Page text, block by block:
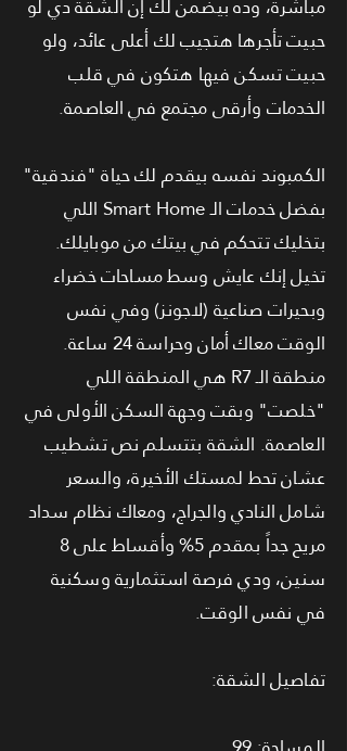
مباشرة، وده بيضمن لك إن الشقة دي لو
حبيت تأجرها هتجيب لك أعلى عائد، ولو
حبيت تسكن فيها هتكون في قلب
الخدمات وأرقى مجتمع في العاصمة.
الكمبوند نفسه بيقدم لك حياة "فندقية"
بفضل خدمات الـ Smart Home اللي
بتخليك تتحكم في بيتك من موبايلك.
تخيل إنك عايش وسط مساحات خضراء
وبحيرات صناعية (لاجونز) وفي نفس
الوقت معاك أمان وحراسة 24 ساعة.
منطقة الـ R7 هي المنطقة اللي
"خلصت" وبقت وجهة السكن الأولى في
العاصمة. الشقة بتتسلم نص تشطيب
عشان تحط لمستك الأخيرة، والسعر
شامل النادي والجراج، ومعاك نظام سداد
مريح جداً بمقدم 5% وأقساط على 8
سنين، ودي فرصة استثمارية وسكنية
في نفس الوقت.
تفاصيل الشقة: